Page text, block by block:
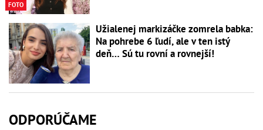
FOTO
Užialenej markizáčke zomrela babka:
Na pohrebe 6 ľudí, ale v ten istý
deň… Sú tu rovní a rovnejší!
ODPORÚČAME